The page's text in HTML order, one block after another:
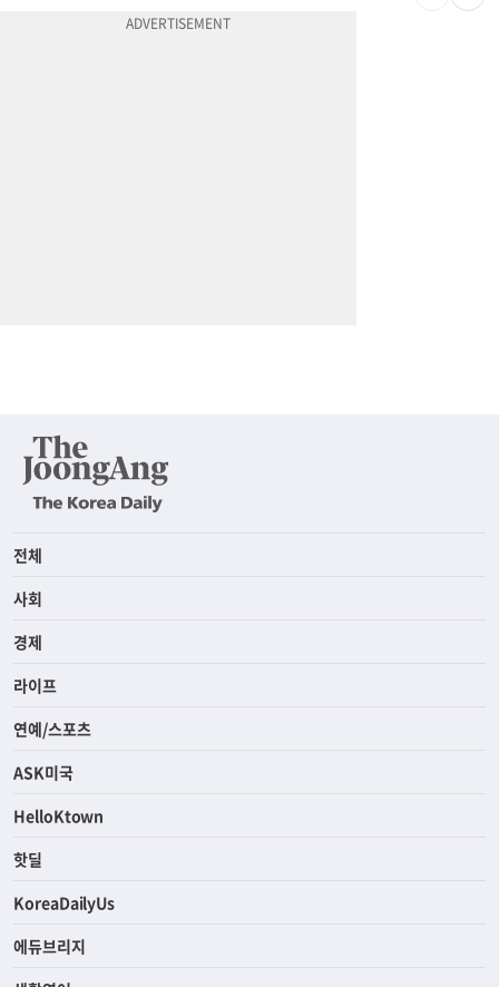
전체
사회
경제
라이프
연예/스포츠
ASK미국
HelloKtown
핫딜
KoreaDailyUs